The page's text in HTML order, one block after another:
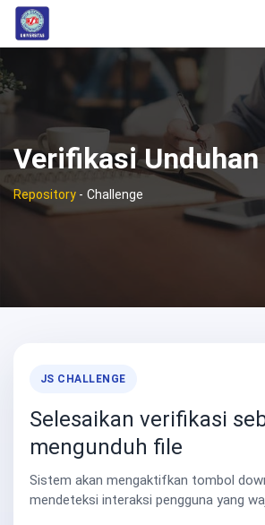
Verifikasi Unduhan
Repository - Challenge
JS CHALLENGE
Selesaikan verifikasi
mengunduh file
Sistem akan mengaktifkan tombol
mendeteksi interaksi pengguna yang